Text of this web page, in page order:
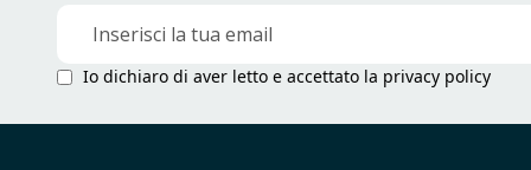
Newsletter:
Io dichiaro di aver letto e accettato la privacy policy